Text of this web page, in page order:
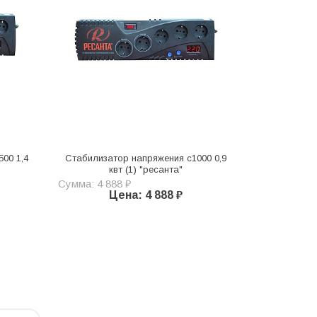
1,4
Стабилизатор напряжения с1000 0,9
квт (1) "ресанта"
Сумма: 4 888 ₽
Цена: 4 888 ₽